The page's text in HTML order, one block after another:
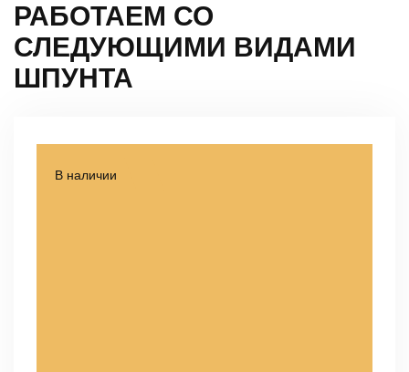
РАБОТАЕМ СО
СЛЕДУЮЩИМИ ВИДАМИ
ШПУНТА
В наличии